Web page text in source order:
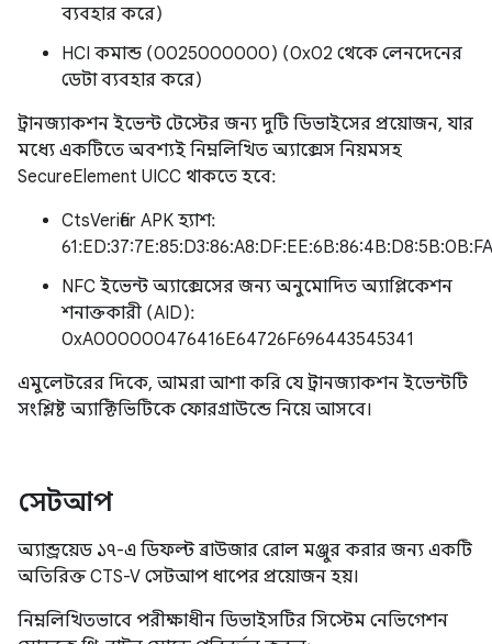
ব্যবহার করে)
HCI কমান্ড (0025000000) (0x02 থেকে লেনদেনের
ডেটা ব্যবহার করে)
ট্রানজ্যাকশন ইভেন্ট টেস্টের জন্য দুটি ডিভাইসের প্রয়োজন, যার
মধ্যে একটিতে অবশ্যই নিম্নলিখিত অ্যাক্সেস নিয়মসহ
SecureElement UICC থাকতে হবে:
CtsVerifier APK হ্যাশ:
NFC ইভেন্ট অ্যাক্সেসের জন্য অনুমোদিত অ্যাপ্লিকেশন
শনাক্তকারী (AID):
0xA000000476416E64726F696443545341
এমুলেটরের দিকে, আমরা আশা করি যে ট্রানজ্যাকশন ইভেন্টটি
সংশ্লিষ্ট অ্যাক্টিভিটিকে ফোরগ্রাউন্ডে নিয়ে আসবে।
সেটআপ
অ্যান্ড্রয়েড ১৭-এ ডিফল্ট ব্রাউজার রোল মঞ্জুর করার জন্য একটি
অতিরিক্ত CTS-V সেটআপ ধাপের প্রয়োজন হয়।
নিম্নলিখিতভাবে পরীক্ষাধীন ডিভাইসটির সিস্টেম নেভিগেশন